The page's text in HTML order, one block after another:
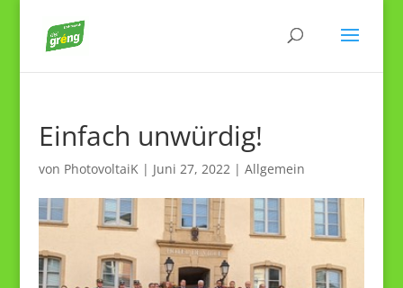
Einfach unwürdig!
von PhotovoltaiK| Juni 27, 2022| Allgemein